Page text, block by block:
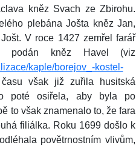
kněz Svach ze Zbirohu.
plebána Jošta kněz Jan,
V roce 1427 zemřel farář
kněz Havel (viz
kaple/borejov_-kostel-
však již zuřila husitská
poté osiřela, aby byla po
to však znamenalo to, že fara
filiálka. Roku 1699 došlo k
povětrnostním vlivům,